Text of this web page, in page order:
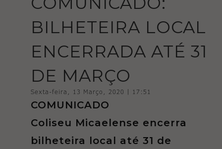
BILHETEIRA LOCAL
ENCERRADA ATÉ 31
DE MARÇO
Sexta-feira, 13 Março, 2020 | 17:51
COMUNICADO
Coliseu Micaelense encerra
bilheteira local até 31 de